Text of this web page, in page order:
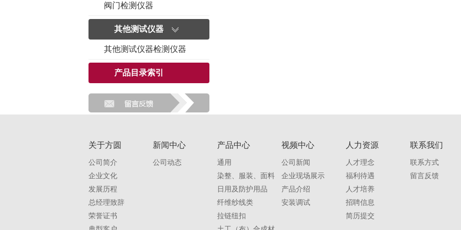
阀门检测仪器
其他测试仪器
其他测试仪器检测仪器
产品目录索引
关于方圆
公司简介
企业文化
发展历程
总经理致辞
荣誉证书
新闻中心
公司动态
产品中心
通用
染整、服装、面料
日用及防护用品
纤维纱线类
拉链纽扣
视频中心
公司新闻
企业现场展示
产品介绍
安装调试
人力资源
人才理念
福利待遇
人才培养
招聘信息
简历提交
联系我们
联系方式
留言反馈